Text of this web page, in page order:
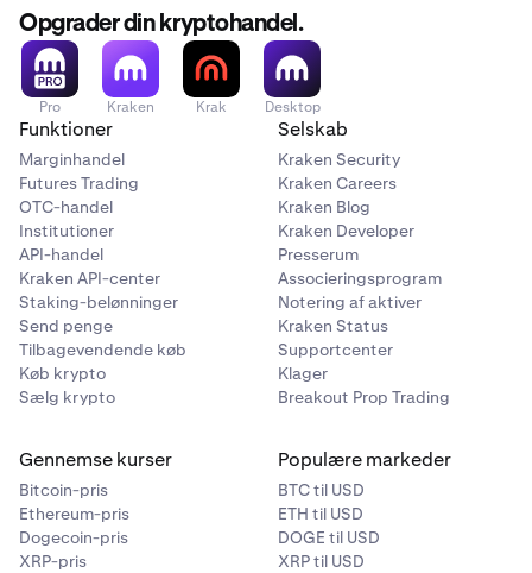
Opgrader din kryptohandel.
Pro Kraken Krak Desktop
Funktioner
Marginhandel
Futures Trading
OTC-handel
Institutioner
API-handel
Kraken API-center
Staking-belønninger
Send penge
Tilbagevendende køb
Køb krypto
Sælg krypto
Selskab
Kraken Security
Kraken Careers
Kraken Blog
Kraken Developer
Presserum
Associeringsprogram
Notering af aktiver
Kraken Status
Supportcenter
Klager
Breakout Prop Trading
Gennemse kurser
Bitcoin-pris
Ethereum-pris
Dogecoin-pris
XRP-pris
Populære markeder
BTC til USD
ETH til USD
DOGE til USD
XRP til USD